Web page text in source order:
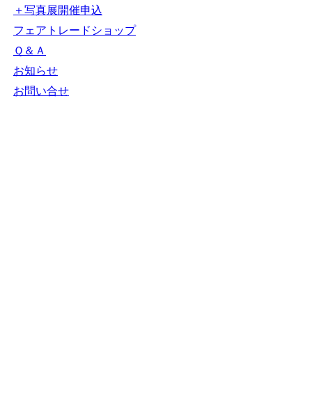
＋写真展開催申込
フェアトレードショップ
Ｑ＆Ａ
お知らせ
お問い合せ